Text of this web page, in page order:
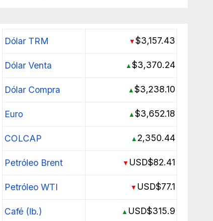
Dólar TRM ▼$3,157.43
Dólar Venta ▲$3,370.24
Dólar Compra ▲$3,238.10
Euro ▲$3,652.18
COLCAP ▲ 2,350.44
Petróleo Brent ▼ USD$82.41
Petróleo WTI ▼ USD$77.1
Café (lb.) ▲ USD$315.9